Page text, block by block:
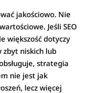
jakościowo. Nie
Jeśli SEO
większość dotyczy
zbyt niskich lub
strategia
nie jest jak
lecz więcej